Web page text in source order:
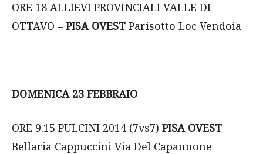
ORE 18 ALLIEVI PROVINCIALI VALLE DI
OTTAVO – PISA OVEST Parisotto Loc Vendoia
DOMENICA 23 FEBBRAIO
ORE 9.15 PULCINI 2014 (7vs7) PISA OVEST –
Bellaria Cappuccini Via Del Capannone –